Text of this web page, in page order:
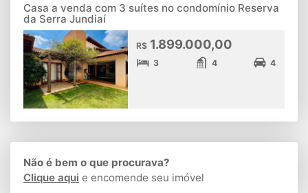
Casa a venda com 3 suítes no condomínio Reserva
da Serra Jundiaí
R$ 1.899.000,00
3 4 4
Não é bem o que procurava?
Clique aqui e encomende seu imóvel